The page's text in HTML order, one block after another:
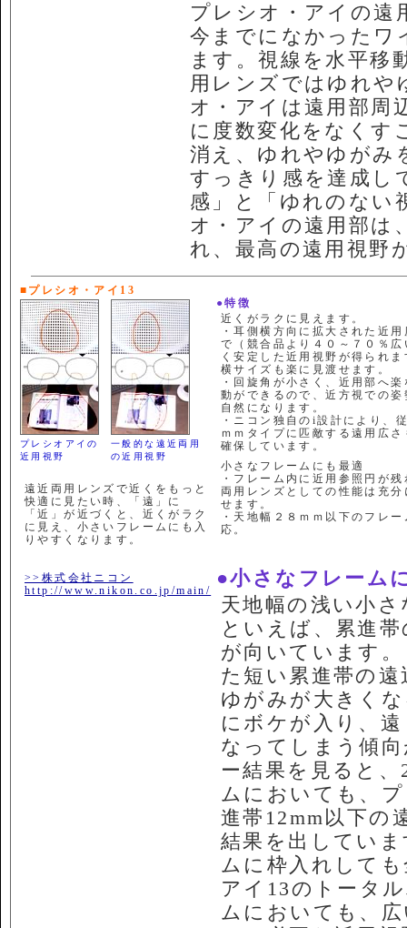
プレシオ・アイの遠
今までになかったワ
ます。視線を水平移
用レンズではゆれや
オ・アイは遠用部周
に度数変化をなくす
消え、ゆれやゆがみ
すっきり感を達成し
感」と「ゆれのない
オ・アイの遠用部は
れ、最高の遠用視野
■プレシオ・アイ13
プレシオアイの
近用視野
一般的な遠近両用
の近用視野
遠近両用レンズで近くをもっと
快適に見たい時、「遠」に
「近」が近づくと、近くがラク
に見え、小さいフレームにも入
りやすくなります。
>>株式会社ニコン
http://www.nikon.co.jp/main/
●特徴
近くがラクに見えます。
・耳側横方向に拡大された近
で（競合品より４０～７０％広
く安定した近用視野が得られ
横サイズも楽に見渡せます。
・回旋角が小さく、近用部へ
動ができるので、近方視での姿
自然になります。
・ニコン独自のi設計により、
ｍｍタイプに匹敵する遠用広
確保しています。
小さなフレームにも最適
・フレーム内に近用参照円が
両用レンズとしての性能は充
せます。
・天地幅２８ｍｍ以下のフレ
応。
●小さなフレーム
天地幅の浅い小
といえば、累進
が向いています
た短い累進帯の
ゆがみが大きく
にボケが入り、
なってしまう傾
ー結果を見ると
ムにおいても、
進帯12mm以下の
結果を出してい
ムに枠入れして
アイ13のトータ
ムにおいても、